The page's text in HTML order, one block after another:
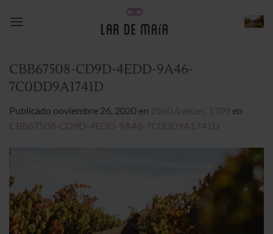
CBB67508-CD9D-4EDD-9A46-
7C0DD9A1741D
Publicado noviembre 26, 2020 en 2560 &veces; 1709 en
CBB67508-CD9D-4EDD-9A46-7C0DD9A1741D